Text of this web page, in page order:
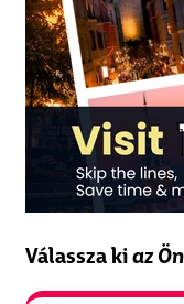
Válassza kiaz